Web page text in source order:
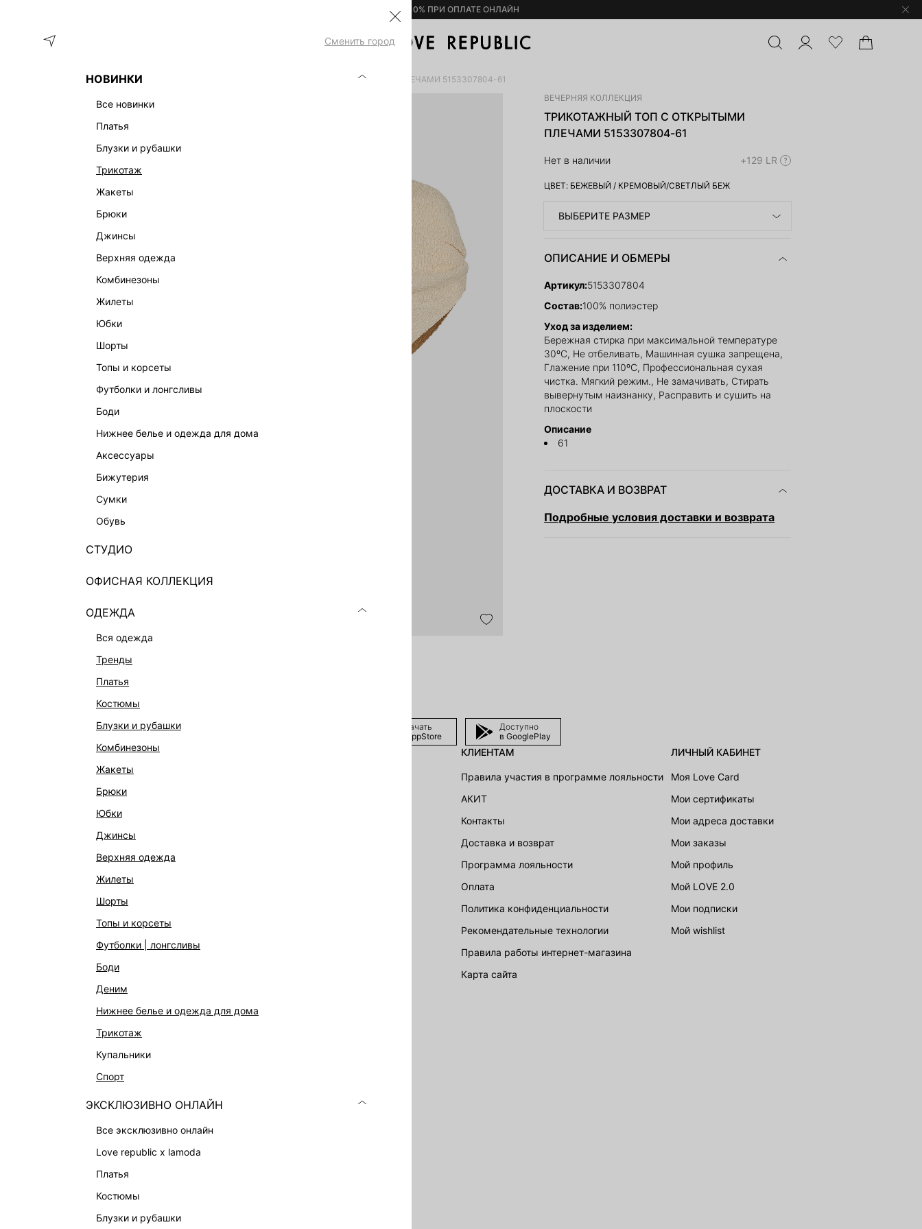
– 10% ПРИ ОПЛАТЕ ОНЛАЙН
Сменить город
НОВИНКИ
все новинки
платья
блузки и рубашки
трикотаж
жакеты
брюки
джинсы
верхняя одежда
комбинезоны
жилеты
юбки
шорты
топы и корсеты
футболки и лонгсливы
боди
нижнее белье и одежда для дома
аксессуары
бижутерия
сумки
обувь
СТУДИО
ОФИСНАЯ КОЛЛЕКЦИЯ
ОДЕЖДА
вся одежда
тренды
платья
костюмы
блузки и рубашки
комбинезоны
жакеты
брюки
юбки
джинсы
верхняя одежда
жилеты
шорты
топы и корсеты
футболки | лонгсливы
боди
деним
нижнее белье и одежда для дома
трикотаж
купальники
спорт
ЭКСКЛЮЗИВНО ОНЛАЙН
все эксклюзивно онлайн
love republic x lamoda
платья
костюмы
блузки и рубашки
ОДЕЖДА
ТРИКОТАЖНЫЙ ТОП С ОТКРЫТЫМИ ПЛЕЧАМИ 5153307804-61
ВЕЧЕРНЯЯ КОЛЛЕКЦИЯ
ТРИКОТАЖНЫЙ ТОП С ОТКРЫТЫМИ
ПЛЕЧАМИ 5153307804-61
Нет в наличии +129 LR
ЦВЕТ: БЕЖЕВЫЙ / КРЕМОВЫЙ/СВЕТЛЫЙ БЕЖ
ВЫБЕРИТЕ РАЗМЕР
ОПИСАНИЕ И ОБМЕРЫ
Артикул:5153307804
Состав:100% полиэстер
Уход за изделием:
Бережная стирка при максимальной температуре
30ºС, Не отбеливать, Машинная сушка запрещена,
Глажение при 110ºС, Профессиональная сухая
чистка. Мягкий режим., Не замачивать, Стирать
вывернутым наизнанку, Расправить и сушить на
плоскости
Описание
61
ДОСТАВКА И ВОЗВРАТ
Подробные условия доставки и возврата
Скачать
в AppStore
Доступно
в GooglePlay
ОФИСНАЯ КОЛЛЕКЦИЯ
ЭКСКЛЮЗИВНО ОНЛАЙН
АКСЕССУАРЫ И УКРАШЕНИЯ
ФИНАЛЬНАЯ РАСПРОДАЖА
ПОДАРОЧНЫЕ СЕРТИФИКАТЫ
БАЛЬЗАМЫ-ТИНТЫ
ЛИМИТИРОВАННЫЕ КОЛЛЕКЦИИ
КАПСУЛЬНЫЙ ГАРДЕРОБ
БОХО-ШИК
В ОТТЕНКАХ СЕРОГО
LOVE REPUBLIC MAISON
ДАЙДЖЕСТ
КЛИЕНТАМ
Правила участия в программе лояльности
АКИТ
Контакты
Доставка и возврат
Программа лояльности
Оплата
Политика конфиденциальности
Рекомендательные технологии
Правила работы интернет-магазина
карта сайта
ЛИЧНЫЙ КАБИНЕТ
Моя Love Card
Мои сертификаты
Мои адреса доставки
Мои заказы
Мой профиль
Мой LOVE 2.0
Мои подписки
Мой wishlist